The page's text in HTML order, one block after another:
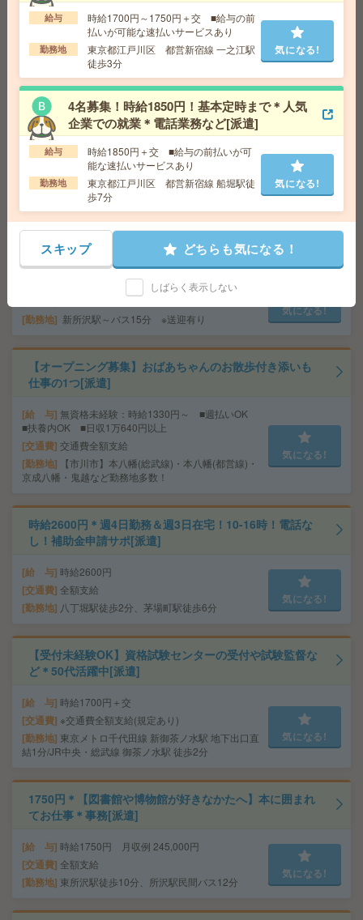
給与の前払いが可能な速払いサービスあり
交通費 交通費支給あり
勤務地 東京都港区 東京メトロ日比谷線 六本木駅徒
歩1分
気になる!
時給2600円＊ほぼ在宅！週3～4日＆16時迄OK！補助金
申請のサポート業務[派遣]
給 与 時給2600円
全額支給
勤務地 八丁堀駅徒歩2分、茅場町駅徒歩6分
気になる!
座り仕事！給与即払いOK！高時給！卓球ラケットの製造
[派遣]
交通費支給有り
勤務地 新所沢駅～バス15分 ※送迎有り
気になる!
【オープニング募集】おばあちゃんのお散歩付き添いも
仕事の1つ[派遣]
給 与 無資格未経験：時給1330円～ ■週払いOK
■扶養内OK ■日収1万640円以上
交通費 交通費全額支給
勤務地
【市川市】本八幡(総武線)・本八幡(都営線)・
京成八幡・鬼越など勤務地多数！
気になる!
時給2600円＊週4日勤務＆週3日在宅！10-16時！電話な
し！補助金申請サポ[派遣]
給 与 時給2600円
交通費 全額支給
勤務地 八丁堀駅徒歩2分、茅場町駅徒歩6分
気になる!
【受付未経験OK】資格試験センターの受付や試験監督な
ど＊50代活躍中[派遣]
給 与 時給1700円＋交
交通費 ※交通費全額支給(規定あり)
勤務地 東京メトロ千代田線 新御茶ノ水駅 地下出口直
結1分/JR中央・総武線 御茶ノ水駅 徒歩2分
気になる!
1750円＊【図書館や博物館が好きなかたへ】本に囲まれ
てお仕事＊事務[派遣]
給 与 時給1750円 月収例 245,000円
交通費 全額支給
勤務地 東所沢駅徒歩10分、所沢駅民間バス12分
気になる!
給与
時給1700円～1750円＋交 ■給与の前
払いが可能な速払いサービスあり
勤務地
東京都江戸川区 都営新宿線 一之江駅
徒歩3分
気になる!
4名募集！時給1850円！基本定時まで＊人気
企業での就業＊電話業務など[派遣]
給与
時給1850円＋交 ■給与の前払いが可
能な速払いサービスあり
勤務地
東京都江戸川区 都営新宿線 船堀駅徒
歩7分
気になる!
スキップ どちらも気になる！
しばらく表示しない